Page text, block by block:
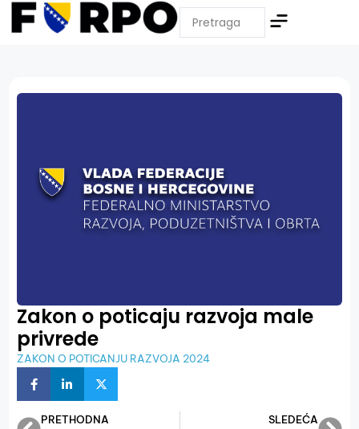
Zakon o poticaju razvoja male
privrede
ZAKON O POTICANJU RAZVOJA 2024
PRETHODNA SLEDEĆA